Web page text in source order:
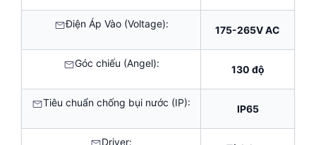
Điện Áp Vào (Voltage):
175-265V AC
Góc chiếu (Angel):
130 độ
Tiêu chuẩn chống bụi nước (IP):
IP65
Driver: